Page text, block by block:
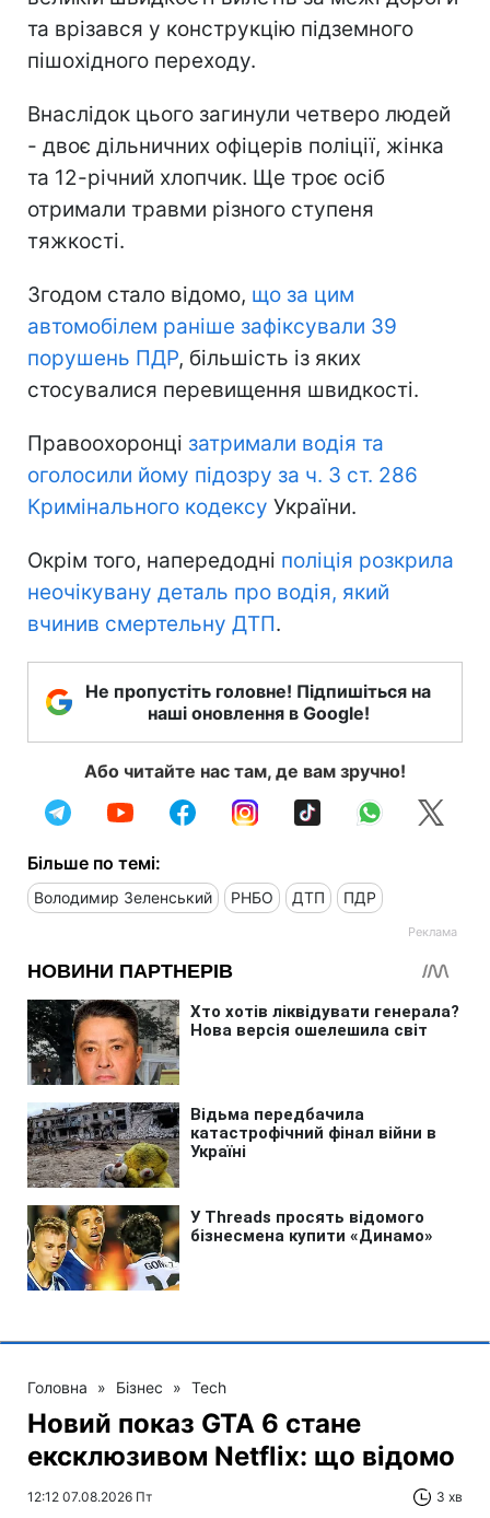
та врізався у конструкцію підземного
пішохідного переходу.
Внаслідок цього загинули четверо людей
- двоє дільничних офіцерів поліції, жінка
та 12-річний хлопчик. Ще троє осіб
отримали травми різного ступеня
тяжкості.
Згодом стало відомо, що за цим
автомобілем раніше зафіксували 39
порушень ПДР, більшість із яких
стосувалися перевищення швидкості.
Правоохоронці затримали водія та
оголосили йому підозру за ч. 3 ст. 286
Кримінального кодексу України.
Окрім того, напередодні поліція розкрила
неочікувану деталь про водія, який
вчинив смертельну ДТП.
Не пропустіть головне! Підпишіться на
наші оновлення в Google!
Або читайте нас там, де вам зручно!
Більше по темі:
Володимир Зеленський РНБО ДТП ПДР
Головна » Бізнес » Tech
Новий показ GTA 6 стане
ексклюзивом Netflix: що відомо
12:12 07.08.2026 Пт 3 хв